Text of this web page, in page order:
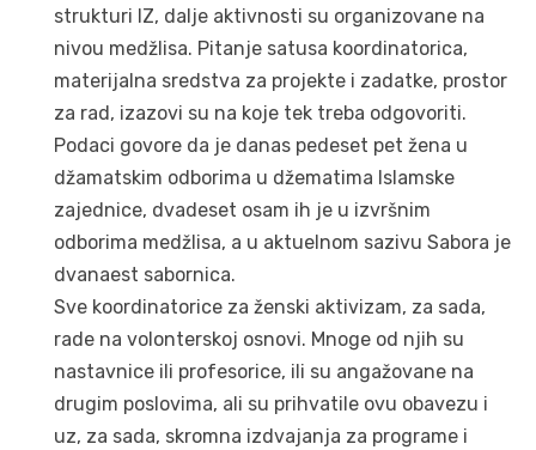
strukturi IZ, dalje aktivnosti su organizovane na
nivou medžlisa. Pitanje satusa koordinatorica,
materijalna sredstva za projekte i zadatke, prostor
za rad, izazovi su na koje tek treba odgovoriti.
Podaci govore da je danas pedeset pet žena u
džamatskim odborima u džematima Islamske
zajednice, dvadeset osam ih je u izvršnim
odborima medžlisa, a u aktuelnom sazivu Sabora je
dvanaest sabornica.
Sve koordinatorice za ženski aktivizam, za sada,
rade na volonterskoj osnovi. Mnoge od njih su
nastavnice ili profesorice, ili su angažovane na
drugim poslovima, ali su prihvatile ovu obavezu i
uz, za sada, skromna izdvajanja za programe i